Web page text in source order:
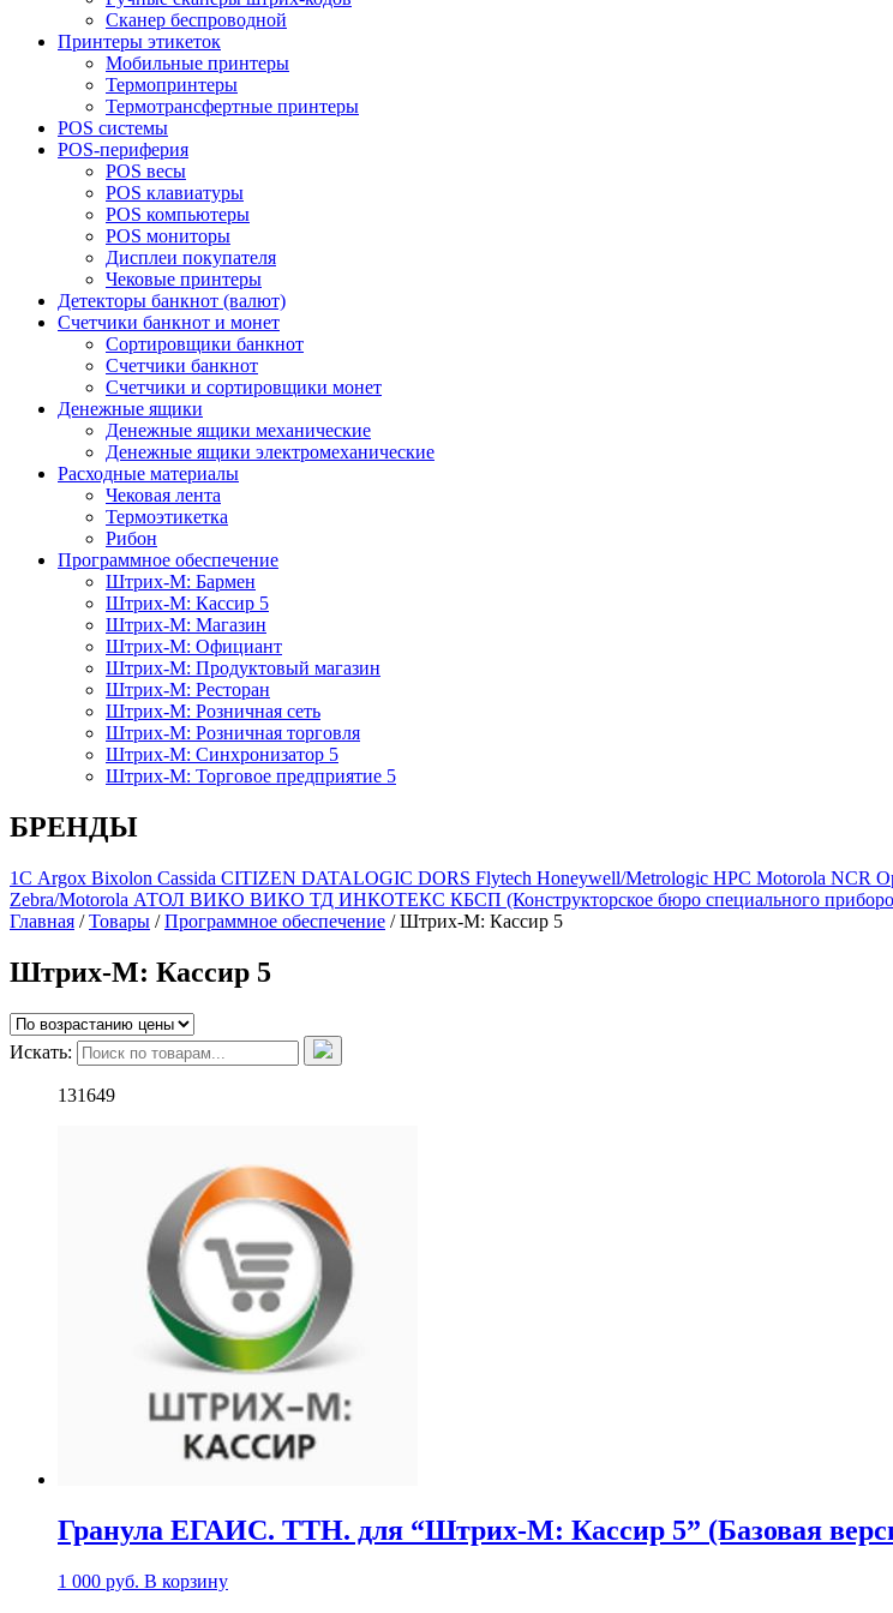
Сканер беспроводной
Принтеры этикеток
Мобильные принтеры
Термопринтеры
Термотрансфертные принтеры
POS системы
POS-периферия
POS весы
POS клавиатуры
POS компьютеры
POS мониторы
Дисплеи покупателя
Чековые принтеры
Детекторы банкнот (валют)
Счетчики банкнот и монет
Сортировщики банкнот
Счетчики банкнот
Счетчики и сортировщики монет
Денежные ящики
Денежные ящики механические
Денежные ящики электромеханические
Расходные материалы
Чековая лента
Термоэтикетка
Рибон
Программное обеспечение
Штрих-М: Бармен
Штрих-М: Кассир 5
Штрих-М: Магазин
Штрих-М: Официант
Штрих-М: Продуктовый магазин
Штрих-М: Ресторан
Штрих-М: Розничная сеть
Штрих-М: Розничная торговля
Штрих-М: Синхронизатор 5
Штрих-М: Торговое предприятие 5
БРЕНДЫ
1С Argox Bixolon Cassida CITIZEN DATALOGIC DORS Flytech Honeywell/Metrologic HPC Motorola NCR
Zebra/Motorola АТОЛ ВИКО ВИКО ТД ИНКОТЕКС КБСП (Конструкторское бюро специального
Главная /Товары /Программное обеспечение /Штрих-М: Кассир 5
Штрих-М: Кассир 5
Искать:
131649
Гранула ЕГАИС. ТТН. для “Штрих-М: Кассир 5” (Базовая
1 000 руб. В корзину